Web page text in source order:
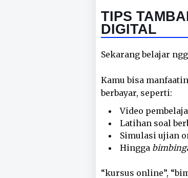
TIPS
DIGITAL
Sekarang belajar
Kamu bisa
berbayar, seperti:
Video
Latihan soal
Simulasi ujian
Hingga
“kursus online”,